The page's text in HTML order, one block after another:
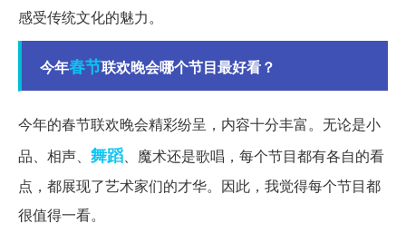
感受传统文化的魅力。
今年春节联欢晚会哪个节目最好看？
今年的春节联欢晚会精彩纷呈，内容十分丰富。无论是小
品、相声、 舞蹈、魔术还是歌唱，每个节目都有各自的看
点，都展现了艺术家们的才华。因此，我觉得每个节目都
很值得一看。